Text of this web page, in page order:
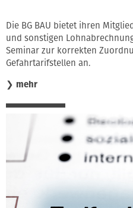
Die BG BAU bietet ihren
und sonstigen
Seminar zur korrekten
Gefahrtarifstellen an.
❯ mehr